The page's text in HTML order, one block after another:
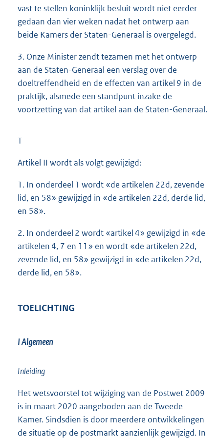
vast te stellen koninklijk besluit wordt niet eerder
gedaan dan vier weken nadat het ontwerp aan
beide Kamers der Staten-Generaal is overgelegd.
3. Onze Minister zendt tezamen met het ontwerp
aan de Staten-Generaal een verslag over de
doeltreffendheid en de effecten van artikel 9 in de
praktijk, alsmede een standpunt inzake de
voortzetting van dat artikel aan de Staten-Generaal.
T
Artikel II wordt als volgt gewijzigd:
1. In onderdeel 1 wordt «de artikelen 22d, zevende
lid, en 58» gewijzigd in «de artikelen 22d, derde lid,
en 58».
2. In onderdeel 2 wordt «artikel 4» gewijzigd in «de
artikelen 4, 7 en 11» en wordt «de artikelen 22d,
zevende lid, en 58» gewijzigd in «de artikelen 22d,
derde lid, en 58».
TOELICHTING
I Algemeen
Inleiding
Het wetsvoorstel tot wijziging van de Postwet 2009
is in maart 2020 aangeboden aan de Tweede
Kamer. Sindsdien is door meerdere ontwikkelingen
de situatie op de postmarkt aanzienlijk gewijzigd. In